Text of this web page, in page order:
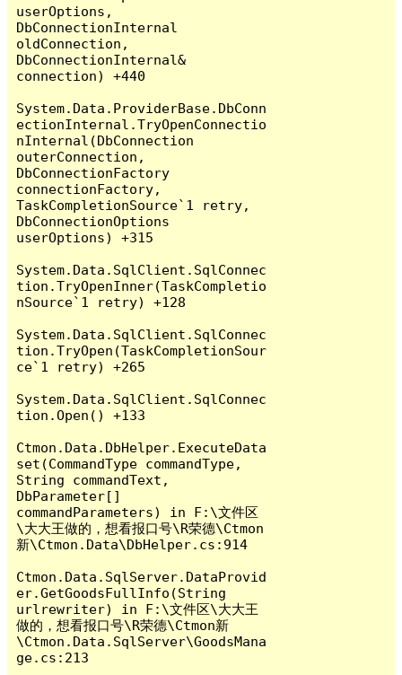
userOptions,
DbConnectionInternal
oldConnection,
DbConnectionInternal&
connection) +440
System.Data.ProviderBase.DbConn
ectionInternal.TryOpenConnectio
nInternal(DbConnection
outerConnection,
DbConnectionFactory
connectionFactory,
TaskCompletionSource`1 retry,
DbConnectionOptions
userOptions) +315
System.Data.SqlClient.SqlConnec
tion.TryOpenInner(TaskCompletio
nSource`1 retry) +128
System.Data.SqlClient.SqlConnec
tion.TryOpen(TaskCompletionSour
ce`1 retry) +265
System.Data.SqlClient.SqlConnec
tion.Open() +133
Ctmon.Data.DbHelper.ExecuteData
set(CommandType commandType,
String commandText,
DbParameter[]
commandParameters) in F:\文件区
\大大王做的，想看报口号\R荣德\Ctmon
新\Ctmon.Data\DbHelper.cs:914
Ctmon.Data.SqlServer.DataProvid
er.GetGoodsFullInfo(String
urlrewriter) in F:\文件区\大大王
做的，想看报口号\R荣德\Ctmon新
\Ctmon.Data.SqlServer\GoodsMana
ge.cs:213